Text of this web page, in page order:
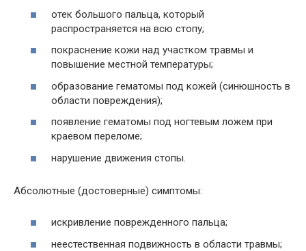
отек большого пальца, который
распространяется на всю стопу;
покраснение кожи над участком травмы и
повышение местной температуры;
образование гематомы под кожей (синюшность в
области повреждения);
появление гематомы под ногтевым ложем при
краевом переломе;
нарушение движения стопы.
Абсолютные (достоверные) симптомы:
искривление поврежденного пальца;
неестественная подвижность в области травмы;